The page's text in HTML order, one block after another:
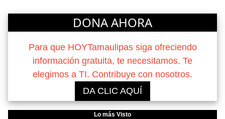
DONA AHORA
Para que HOYTamaulipas siga ofreciendo
información gratuita, te necesitamos. Te
elegimos a TI. Contribuye con nosotros.
DA CLIC AQUÍ
Lo más Visto